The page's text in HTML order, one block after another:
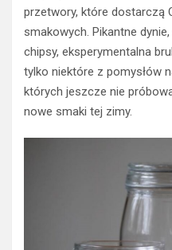
przetwory, które dostarczą
smakowych. Pikantne
chipsy, eksperymentalna
tylko niektóre z pomysłów
których jeszcze nie
nowe smaki tej zimy.